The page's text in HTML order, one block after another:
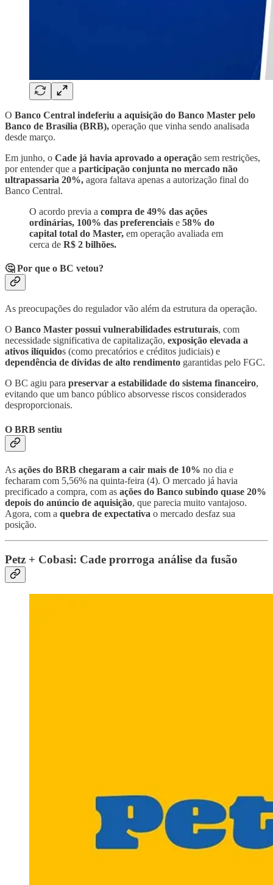
O Banco Central indeferiu a aquisição do Banco Master pelo
Banco de Brasília (BRB), operação que vinha sendo analisada
desde março.
Em junho, o Cade já havia aprovado a operação sem restrições,
por entender que a participação conjunta no mercado não
ultrapassaria 20%, agora faltava apenas a autorização final do
Banco Central.
O acordo previa a compra de 49% das ações
ordinárias, 100% das preferenciais e 58% do
capital total do Master, em operação avaliada em
cerca de R$ 2 bilhões.
🤔 Por que o BC vetou?
As preocupações do regulador vão além da estrutura da operação.
O Banco Master possui vulnerabilidades estruturais, com
necessidade significativa de capitalização, exposição elevada a
ativos ilíquidos (como precatórios e créditos judiciais) e
dependência de dívidas de alto rendimento garantidas pelo FGC.
O BC agiu para preservar a estabilidade do sistema financeiro,
evitando que um banco público absorvesse riscos considerados
desproporcionais.
O BRB sentiu
As ações do BRB chegaram a cair mais de 10% no dia e
fecharam com 5,56% na quinta-feira (4). O mercado já havia
precificado a compra, com as ações do Banco subindo quase 20%
depois do anúncio de aquisição, que parecia muito vantajoso.
Agora, com a quebra de expectativa o mercado desfaz sua
posição.
Petz + Cobasi: Cade prorroga análise da fusão